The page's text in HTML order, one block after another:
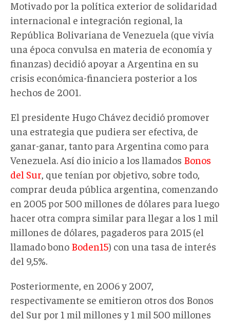
Motivado por la política exterior de solidaridad
internacional e integración regional, la
República Bolivariana de Venezuela (que vivía
una época convulsa en materia de economía y
finanzas) decidió apoyar a Argentina en su
crisis económica-financiera posterior a los
hechos de 2001.
El presidente Hugo Chávez decidió promover
una estrategia que pudiera ser efectiva, de
ganar-ganar, tanto para Argentina como para
Venezuela. Así dio inicio a los llamados Bonos
del Sur , que tenían por objetivo, sobre todo,
comprar deuda pública argentina, comenzando
en 2005 por 500 millones de dólares para luego
hacer otra compra similar para llegar a los 1 mil
millones de dólares, pagaderos para 2015 (el
llamado bono Boden15) con una tasa de interés
del 9,5%.
Posteriormente, en 2006 y 2007,
respectivamente se emitieron otros dos Bonos
del Sur por 1 mil millones y 1 mil 500 millones